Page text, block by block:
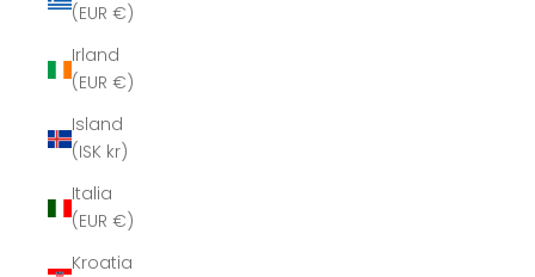
(EUR €)
Irland
(EUR €)
Island
(ISK kr)
Italia
(EUR €)
Kroatia